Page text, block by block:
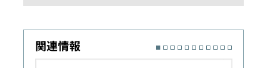
関連情報